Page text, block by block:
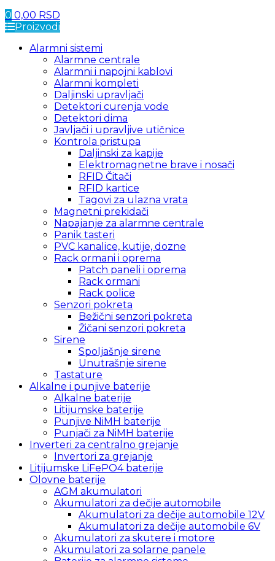
0 0,00 RSD
Proizvodi
Alarmni sistemi
Alarmne centrale
Alarmni i napojni kablovi
Alarmni kompleti
Daljinski upravljači
Detektori curenja vode
Detektori dima
Javljači i upravljive utičnice
Kontrola pristupa
Daljinski za kapije
Elektromagnetne brave i nosači
RFID Čitači
RFID kartice
Tagovi za ulazna vrata
Magnetni prekidači
Napajanje za alarmne centrale
Panik tasteri
PVC kanalice, kutije, dozne
Rack ormani i oprema
Patch paneli i oprema
Rack ormani
Rack police
Senzori pokreta
Bežični senzori pokreta
Žičani senzori pokreta
Sirene
Spoljašnje sirene
Unutrašnje sirene
Tastature
Alkalne i punjive baterije
Alkalne baterije
Litijumske baterije
Punjive NiMH baterije
Punjači za NiMH baterije
Inverteri za centralno grejanje
Invertori za grejanje
Litijumske LiFePO4 baterije
Olovne baterije
AGM akumulatori
Akumulatori za dečije automobile
Akumulatori za dečije automobile 12V
Akumulatori za dečije automobile 6V
Akumulatori za skutere i motore
Akumulatori za solarne panele